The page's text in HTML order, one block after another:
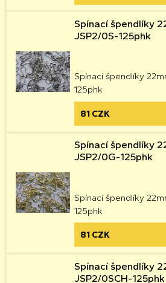
Spínací špendlíky
JSP2/0S-125phk
Spínací špendlíky
125phk
81 CZK
Spínací špendlíky
JSP2/0G-125phk
Spínací špendlíky
125phk
81 CZK
Spínací špendlíky
JSP2/0SCH-125phk